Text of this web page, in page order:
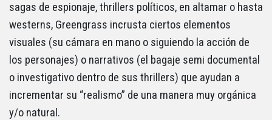
sagas de espionaje, thrillers políticos, en altamar o hasta
westerns, Greengrass incrusta ciertos elementos
visuales (su cámara en mano o siguiendo la acción de
los personajes) o narrativos (el bagaje semi documental
o investigativo dentro de sus thrillers) que ayudan a
incrementar su “realismo” de una manera muy orgánica
y/o natural.